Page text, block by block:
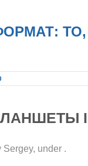
Sergey, under .